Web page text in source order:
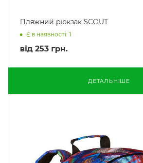
Пляжний рюкзак SCOUT
Є в наявності: 1
від 253 грн.
ДЕТАЛЬНІШЕ